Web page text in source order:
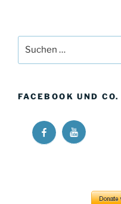
nach:
FACEBOOK UND CO.
Ricos
Long
Ricos
Long
YouTube